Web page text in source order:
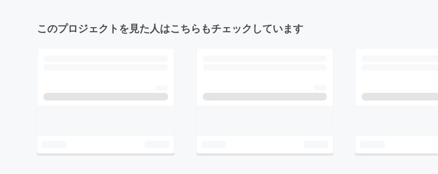
このプロジェクトを見た人はこちらもチェックしています